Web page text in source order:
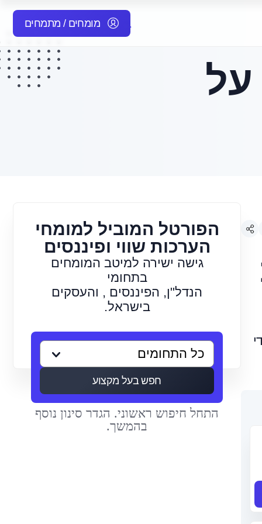
מומחים / מתמחים
על
הפורטל המוביל למומחי
הערכות שווי ופיננסים
גישה ישירה למיטב המומחים
בתחומי
הנדל"ן, הפיננסים , והעסקים
בישראל.
חפש בעל מקצוע
התחל חיפוש ראשוני. הגדר סינון נוסף
בהמשך.